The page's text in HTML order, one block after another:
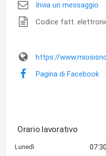
Invia un messaggio
Codice fatt.
https://
Pagina di Facebook
Orario lavorativo
Lunedì